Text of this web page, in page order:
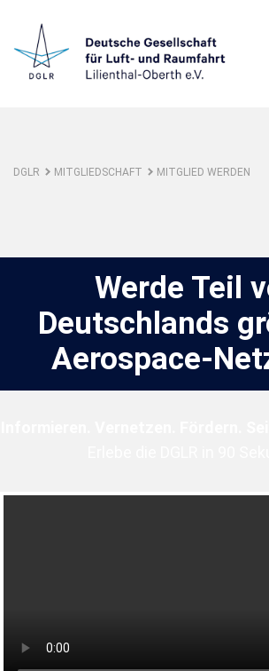
DGLR MITGLIEDSCHAFT MITGLIED WERDEN
Werde Teil
Deutschlands
Aerospace-